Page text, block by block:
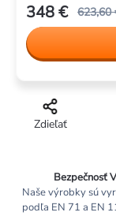
Zdieľať
623,60
348 €
Jednotková
cena:
Bezpečnosť
Naše výrobky sú
podľa EN 71 a EN